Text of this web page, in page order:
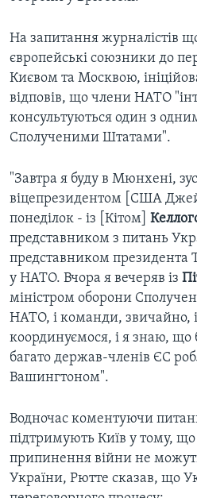
На запитання журналістів
європейські союзники до
Києвом та Москвою,
відповів, що члени НАТО
консультуються один з
Сполученими Штатами".
"Завтра я буду в Мюнхені,
віцепрезидентом [США
понеділок - із [Кітом]
представником з питань
представником президента
у НАТО. Вчора я вечеряв із
міністром оборони
НАТО, і команди, звичайно,
координуємося, і я знаю, що
багато держав-членів ЄС
Вашингтоном".
Водночас коментуючи
підтримують Київ у тому,
припинення війни не можуть
України, Рютте сказав, що